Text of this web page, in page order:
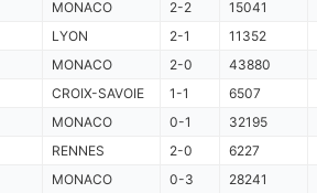
MONACO 2-2
15041
LYON 2-1
11352
MONACO 2-0 43880
CROIX-SAVOIE 1-1
6507
MONACO 0-1
32195
RENNES 2-0
6227
MONACO 0-3 28241